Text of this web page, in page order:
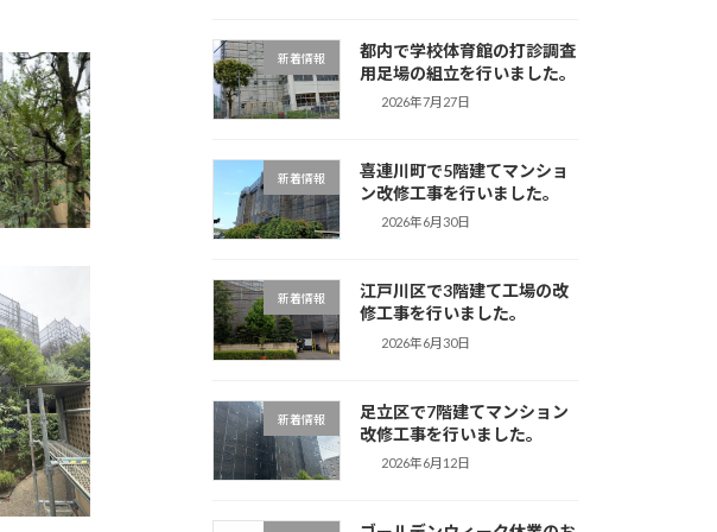
新着情報
都内で学校体育館の打診調査
用足場の組立を行いました。
2026年7月27日
新着情報
喜連川町で5階建てマンショ
ン改修工事を行いました。
2026年6月30日
新着情報
江戸川区で3階建て工場の改
修工事を行いました。
2026年6月30日
新着情報
足立区で7階建てマンション
改修工事を行いました。
2026年6月12日